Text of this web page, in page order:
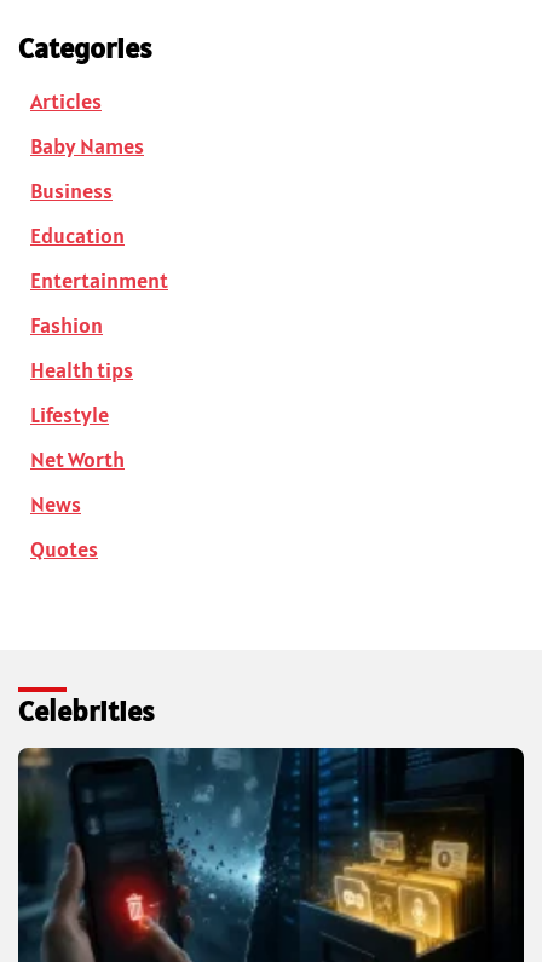
Categories
Articles
Baby Names
Business
Education
Entertainment
Fashion
Health tips
Lifestyle
Net Worth
News
Quotes
Celebrities